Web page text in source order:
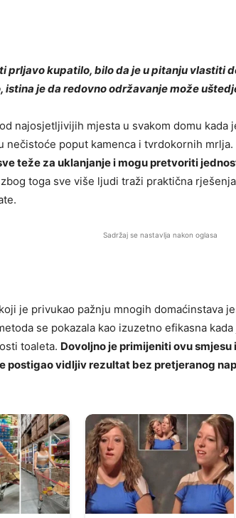
prljavo kupatilo, bilo da je u pitanju vlastiti
istina je da redovno održavanje može
najosjetljivijih mjesta u svakom domu kada
nečistoće poput kamenca i tvrdokornih mrlja.
teže za uklanjanje i mogu pretvoriti
toga sve više ljudi traži praktična
Sadržaj se nastavlja nakon oglasa
je privukao pažnju mnogih domaćinstava
se pokazala kao izuzetno efikasna
toaleta. Dovoljno je primijeniti ovu
postigao vidljiv rezultat bez pretjeranog